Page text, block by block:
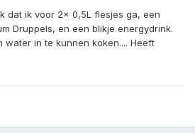
dat ik voor 2x 0,5L flesjes ga, een
Druppels, en een blikje energydrink.
water in te kunnen koken.... Heeft